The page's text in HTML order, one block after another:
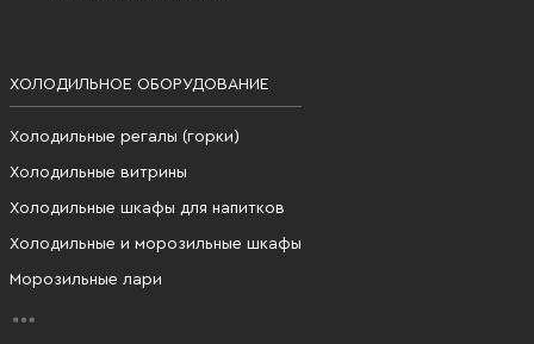
ХОЛОДИЛЬНОЕ ОБОРУДОВАНИЕ
Холодильные регалы (горки)
Холодильные витрины
Холодильные шкафы для напитков
Холодильные и морозильные шкафы
Морозильные лари